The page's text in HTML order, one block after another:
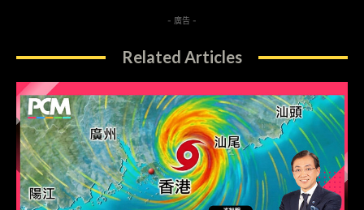
- 廣告 -
Related Articles